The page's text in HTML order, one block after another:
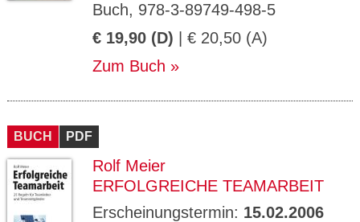
Buch, 978-3-89749-498-5
€ 19,90 (D) | € 20,50 (A)
Zum Buch
BUCH PDF
Rolf Meier
ERFOLGREICHE TEAMARBEIT
Erscheinungstermin: 15.02.2006